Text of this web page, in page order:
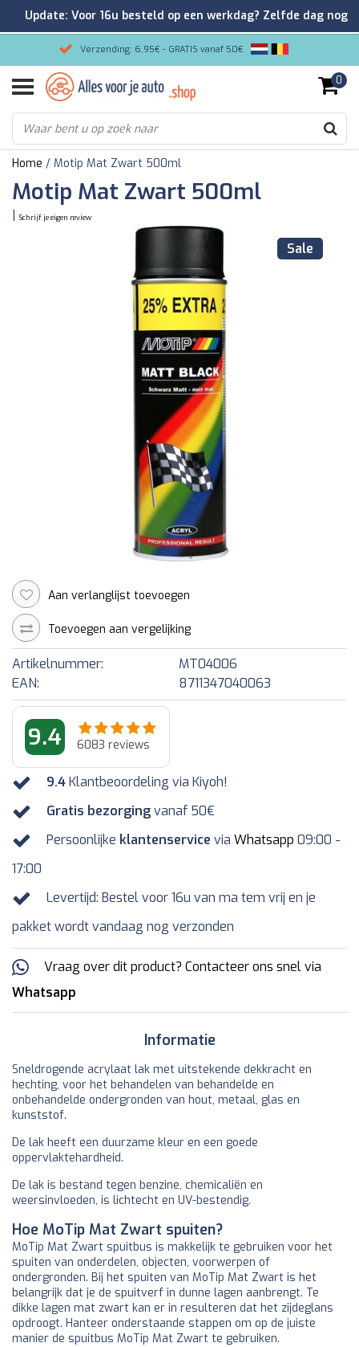
Verzending: 6,95€ - GRATIS vanaf 50€
Gemakkelijk bestellen/Veilig betalen
9.2/10 Klantenrating via Kiyoh!
0
Home / Motip Mat Zwart 500ml
Motip Mat Zwart 500ml
Schrijf je eigen review
Sale
Aan verlanglijst toevoegen
Toevoegen aan vergelijking
Artikelnummer:
MT04006
EAN:
8711347040063
9.4 6083 reviews
9.4Klantbeoordeling via Kiyoh!
Gratis bezorgingvanaf 50€
Persoonlijke klantenservice via Whatsapp 09:00 -
17:00
Levertijd: Bestel voor 16u van ma tem vrij en je
pakket wordt vandaag nog verzonden
Vraag over dit product? Contacteer ons snel via
Whatsapp
Informatie
Sneldrogende acrylaat lak met uitstekende dekkracht en
hechting, voor het behandelen van behandelde en
onbehandelde ondergronden van hout, metaal, glas en
kunststof.
De lak heeft een duurzame kleur en een goede
oppervlaktehardheid.
De lak is bestand tegen benzine, chemicaliën en
weersinvloeden, is lichtecht en UV-bestendig.
Hoe MoTip Mat Zwart spuiten?
MoTip Mat Zwart spuitbus is makkelijk te gebruiken voor het
spuiten van onderdelen, objecten, voorwerpen of
ondergronden. Bij het spuiten van MoTip Mat Zwart is het
belangrijk dat je de spuitverf in dunne lagen aanbrengt. Te
dikke lagen mat zwart kan er in resulteren dat het zijdeglans
opdroogt. Hanteer onderstaande stappen om op de juiste
manier de spuitbus MoTip Mat Zwart te gebruiken.
Update: Voor 16u besteld op een werkdag? Zelfde dag nog
verzonden!